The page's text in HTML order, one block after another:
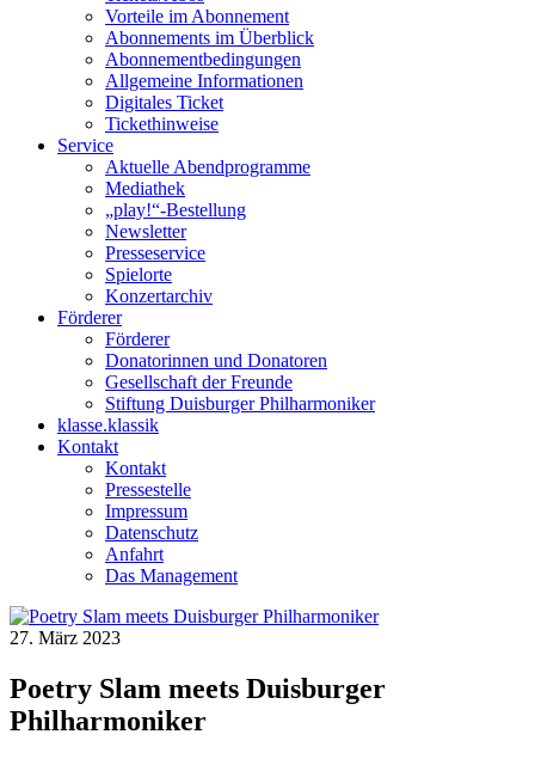
Vorteile im Abonnement
Abonnements im Überblick
Abonnement­bedingungen
Allgemeine Informationen
Digitales Ticket
Ticket­hinweise
Service
Aktuelle Abendprogramme
Mediathek
„play!“-Bestellung
Newsletter
Presseservice
Spielorte
Konzertarchiv
Förderer
Förderer
Donatorinnen und Donatoren
Gesellschaft der Freunde
Stiftung Duisburger Philharmoniker
klasse.klassik
Kontakt
Kontakt
Pressestelle
Impressum
Datenschutz
Anfahrt
Das Management
27. März 2023
Poetry Slam meets Duisburger
Philharmoniker